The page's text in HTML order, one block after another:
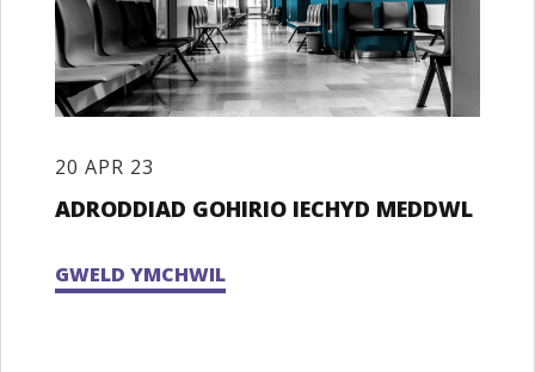
20 APR 23
ADRODDIAD GOHIRIO IECHYD MEDDWL
GWELD YMCHWIL